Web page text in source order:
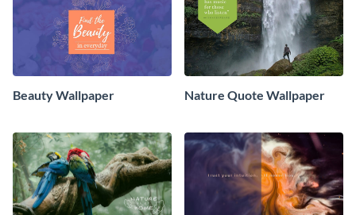
Beauty Wallpaper Nature Quote Wallpaper